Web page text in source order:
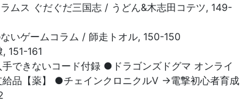
ムス ぐだぐだ三国志 / うどん&木志田コテツ, 149-
いゲームコラム / 師走トオル, 150-150
151-161
手できないコード付録 ●ドラゴンズドグマ オンライ
品【薬】 ●チェインクロニクルV →電撃初心者育成